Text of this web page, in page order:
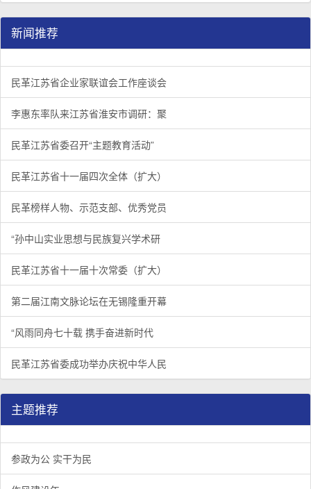
新闻推荐
民革江苏省企业家联谊会工作座谈会在宁召开
1/3 李惠东率队来江苏省淮安市调研：聚焦民革党员之家建设管
2/3 民革江苏省委召开“主题教育活动” 领导班子民主生活会
3/3
民革江苏省企业家联谊会工作座谈会
李惠东率队来江苏省淮安市调研：聚
民革江苏省委召开“主题教育活动”
民革江苏省十一届四次全体（扩大）
民革榜样人物、示范支部、优秀党员
“孙中山实业思想与民族复兴学术研
民革江苏省十一届十次常委（扩大）
第二届江南文脉论坛在无锡隆重开幕
“风雨同舟七十载 携手奋进新时代
民革江苏省委成功举办庆祝中华人民
主题推荐
参政为公 实干为民